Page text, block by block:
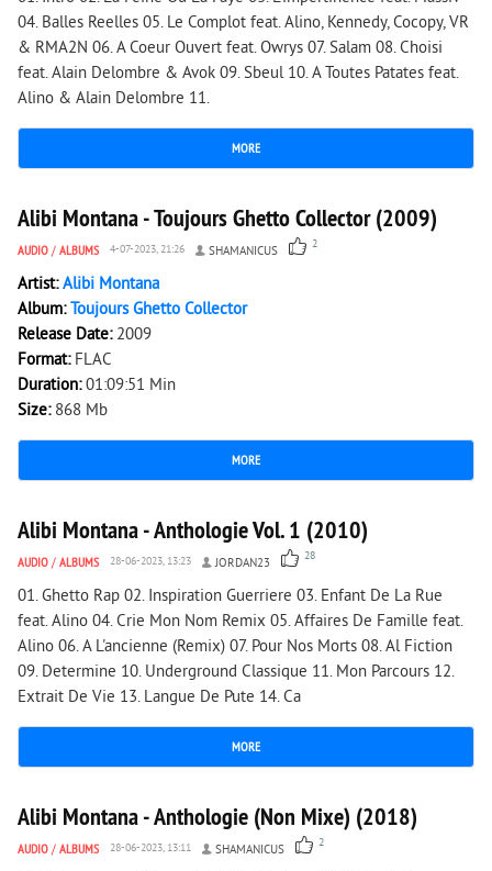
04. Balles Reelles 05. Le Complot feat. Alino, Kennedy, Cocopy, VR
& RMA2N 06. A Coeur Ouvert feat. Owrys 07. Salam 08. Choisi
feat. Alain Delombre & Avok 09. Sbeul 10. A Toutes Patates feat.
Alino & Alain Delombre 11.
MORE
3 546 0
Alibi Montana - Toujours Ghetto Collector (2009)
AUDIO / ALBUMS 4-07-2023, 21:26 SHAMANICUS 2
Artist:Alibi Montana
Album:Toujours Ghetto Collector
Release Date: 2009
Format: FLAC
Duration:01:09:51 Min
Size: 868 Mb
MORE
7 444 0
Alibi Montana - Anthologie Vol. 1 (2010)
AUDIO / ALBUMS 28-06-2023, 13:23 JORDAN23 28
01. Ghetto Rap 02. Inspiration Guerriere 03. Enfant De La Rue
feat. Alino 04. Crie Mon Nom Remix 05. Affaires De Famille feat.
Alino 06. A L'ancienne (Remix) 07. Pour Nos Morts 08. Al Fiction
09. Determine 10. Underground Classique 11. Mon Parcours 12.
Extrait De Vie 13. Langue De Pute 14. Ca
MORE
1 903 0
Alibi Montana - Anthologie (Non Mixe) (2018)
AUDIO / ALBUMS 28-06-2023, 13:11 SHAMANICUS 2